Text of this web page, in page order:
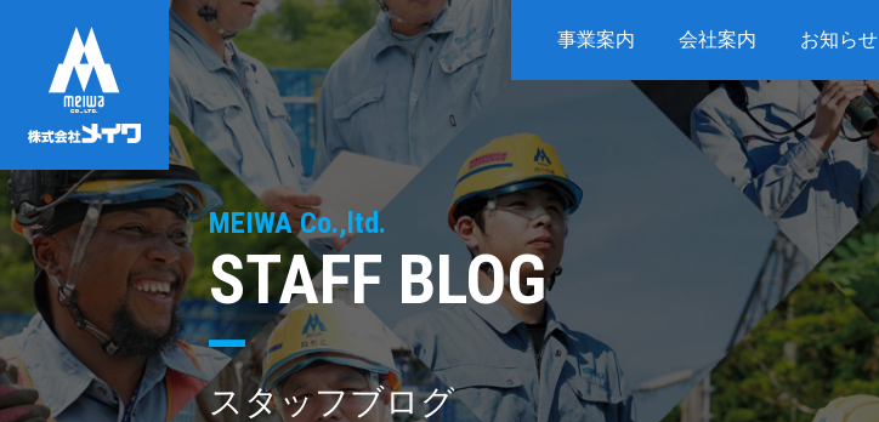
事業案内 会社案内 お知らせ
MEIWA Co.,ltd.
STAFF BLOG
スタッフブログ